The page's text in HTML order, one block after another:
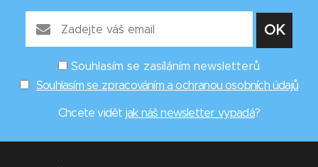
Souhlasím se zasíláním newsletterů
Souhlasím se zpracováním a ochranou osobních údajů
Chcete vidět jak náš newsletter vypadá?